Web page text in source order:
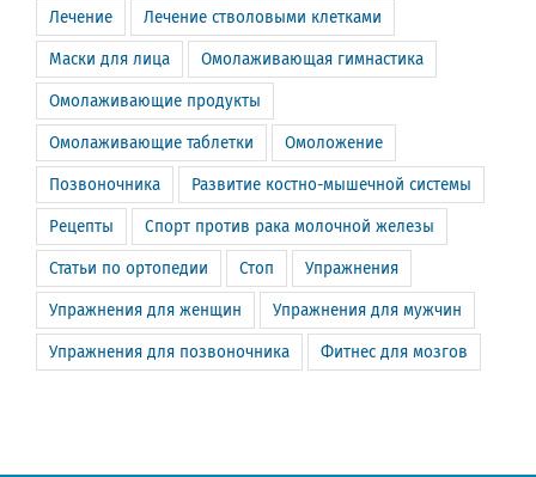
Лечение Лечение стволовыми клетками
Маски для лица Омолаживающая гимнастика
Омолаживающие продукты
Омолаживающие таблетки Омоложение
Позвоночника Развитие костно-мышечной системы
Рецепты Спорт против рака молочной железы
Статьи по ортопедии Стоп Упражнения
Упражнения для женщин Упражнения для мужчин
Упражнения для позвоночника Фитнес для мозгов